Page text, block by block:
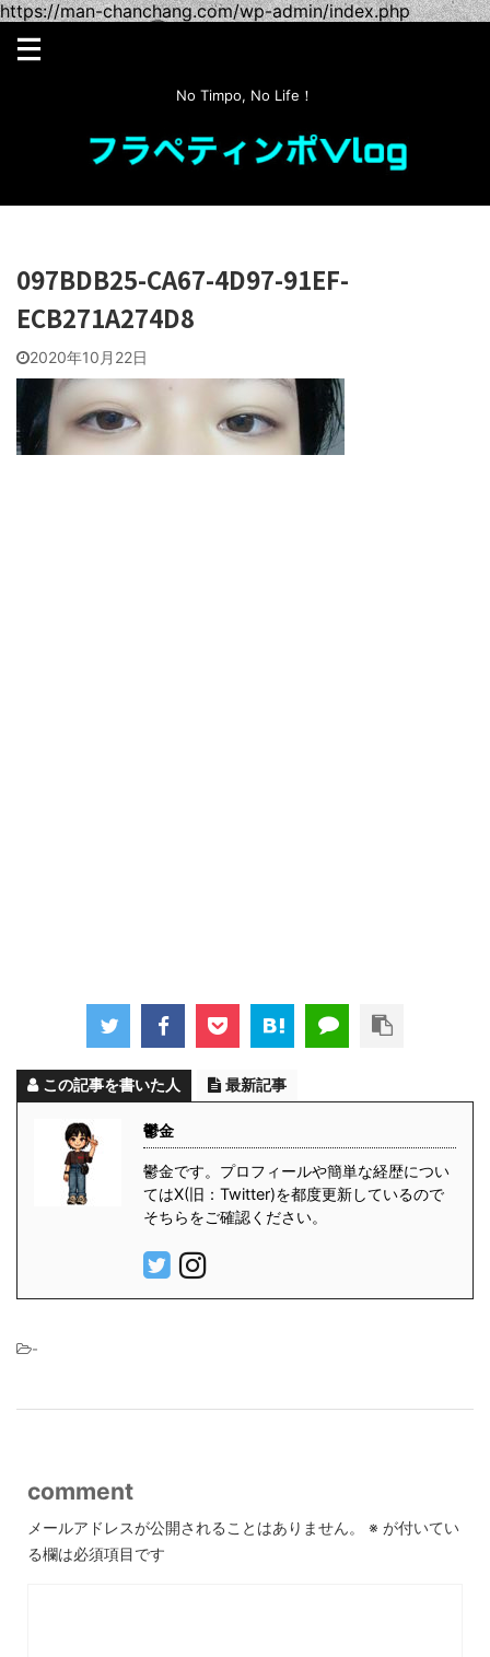
https://man-chanchang.com/wp-admin/index.php
No Timpo, No Life！
097BDB25-CA67-4D97-91EF-
ECB271A274D8
2020年10月22日
この記事を書いた人 最新記事
鬱金
鬱金です。プロフィールや簡単な経歴につい
てはX(旧：Twitter)を都度更新しているので
そちらをご確認ください。
-
comment
メールアドレスが公開されることはありません。 ※ が付いてい
る欄は必須項目です